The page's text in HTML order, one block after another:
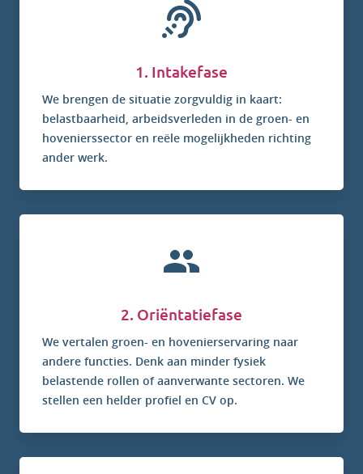
1. Intakefase
We brengen de situatie zorgvuldig in kaart:
belastbaarheid, arbeidsverleden in de groen- en
hovenierssector en reële mogelijkheden richting
ander werk.
2. Oriëntatiefase
We vertalen groen- en hovenierservaring naar
andere functies. Denk aan minder fysiek
belastende rollen of aanverwante sectoren. We
stellen een helder profiel en CV op.